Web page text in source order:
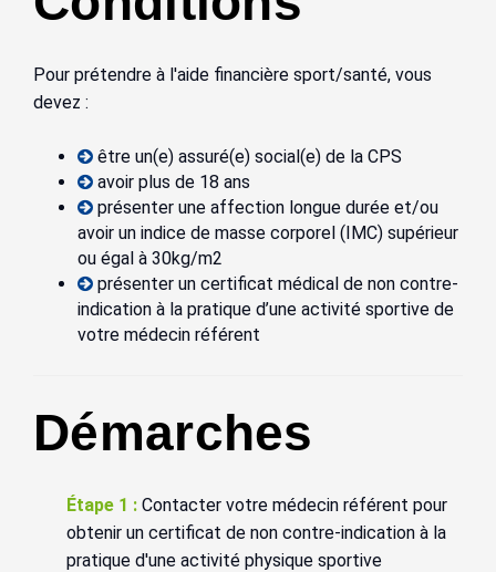
Pour prétendre à l'aide financière sport/santé, vous
devez :
être un(e) assuré(e) social(e) de la CPS
avoir plus de 18 ans
présenter une affection longue durée et/ou
avoir un indice de masse corporel (IMC) supérieur
ou égal à 30kg/m2
présenter un certificat médical de non contre-
indication à la pratique d’une activité sportive de
votre médecin référent
Démarches
Étape 1 : Contacter votre médecin référent pour
obtenir un certificat de non contre-indication à la
pratique d'une activité physique sportive